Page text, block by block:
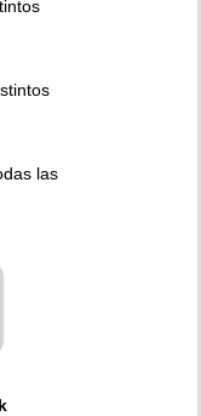
las